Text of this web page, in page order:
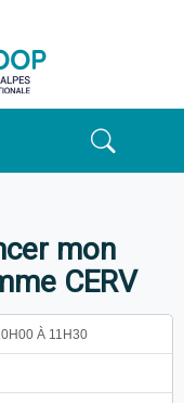
mon
CERV
À 11H30